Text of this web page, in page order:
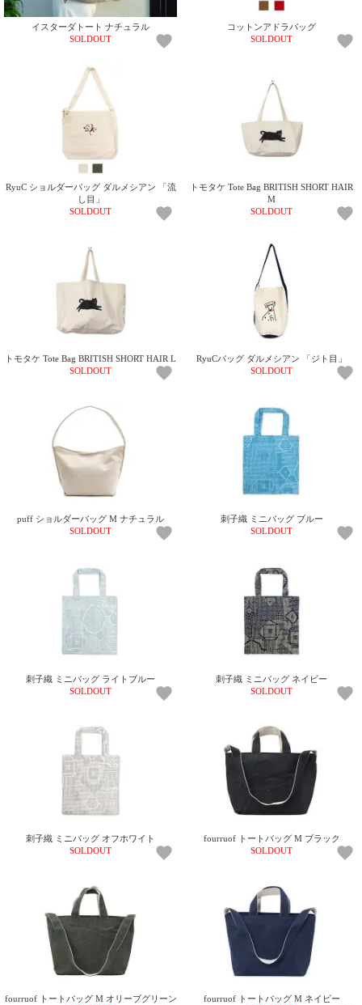
イスターダトート ナチュラル
SOLDOUT
コットンアドラバッグ
SOLDOUT
RyuC ショルダーバッグ ダルメシアン 「流
し目」
SOLDOUT
トモタケ Tote Bag BRITISH SHORT HAIR
M
SOLDOUT
トモタケ Tote Bag BRITISH SHORT HAIR L
SOLDOUT
RyuCバッグ ダルメシアン 「ジト目」
SOLDOUT
puff ショルダーバッグ M ナチュラル
SOLDOUT
刺子織 ミニバッグ ブルー
SOLDOUT
刺子織 ミニバッグ ライトブルー
SOLDOUT
刺子織 ミニバッグ ネイビー
SOLDOUT
刺子織 ミニバッグ オフホワイト
SOLDOUT
fourruof トートバッグ M ブラック
SOLDOUT
fourruof トートバッグ M オリーブグリーン
fourruof トートバッグ M ネイビー